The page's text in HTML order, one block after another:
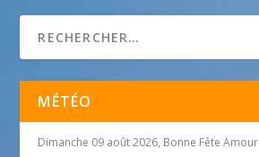
MÉTÉO
Dimanche 09 août 2026, Bonne Fête Amour